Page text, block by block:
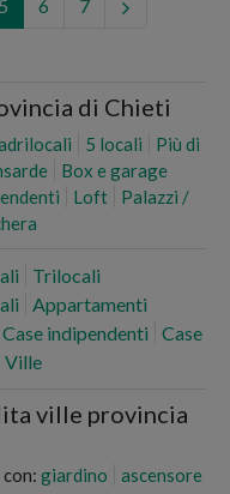
5 6 7
di Chieti
5 locali
Più di
Box e garage
Loft
Palazzi /
Trilocali
Appartamenti
Case indipendenti
Case
Ville
ville provincia
giardino
ascensore